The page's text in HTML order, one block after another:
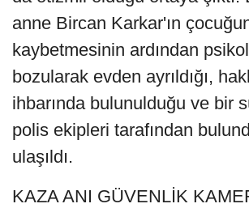
anne Bircan Karkar'ın
kaybetmesinin ardından
bozularak evden ayrıldığı,
ihbarında bulunulduğu ve bir
polis ekipleri tarafından
ulaşıldı.
KAZA ANI GÜVENLİK